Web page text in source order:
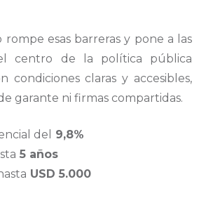
esas barreras y pone a las
centro de la política pública
condiciones claras y accesibles,
garante ni firmas compartidas.
del
9,8%
5 años
USD 5.000